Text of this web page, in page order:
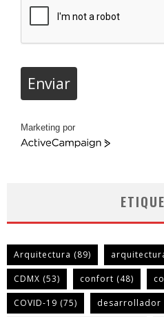
Enviar
Marketing por
ActiveCampaign
Arquitectura (89)
CDMX (53) confort (48)
COVID-19 (75) desarrollador